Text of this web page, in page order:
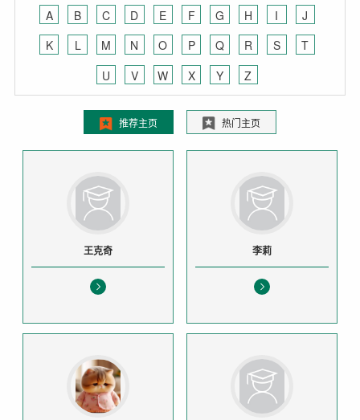
A B C D E F G H I
J
K
L M N O P Q R S
T
U
V W X Y Z
推荐主页 热门主页
王克奇 李莉